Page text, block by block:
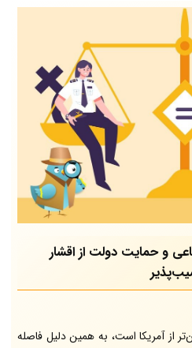
و حمایت دولت از اقشار
از آمریکا است، به همین دلیل فاصله